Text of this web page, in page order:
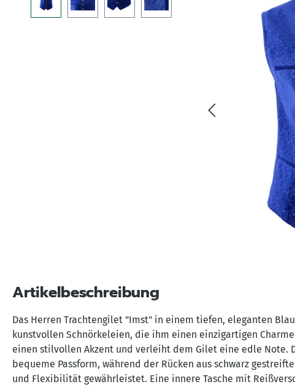
Artikelbeschreibung
Das Herren Trachtengilet "Imst" in einem tiefen, eleganten
kunstvollen Schnörkeleien, die ihm einen einzigartigen
einen stilvollen Akzent und verleiht dem Gilet eine edle Note.
bequeme Passform, während der Rücken aus schwarz
und Flexibilität gewährleistet. Eine innere Tasche mit